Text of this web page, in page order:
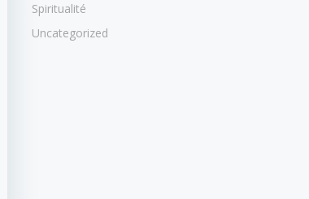
Spiritualité
Uncategorized